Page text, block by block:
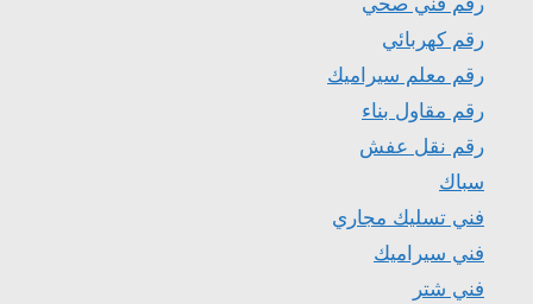
رقم كهربائي
رقم معلم سيراميك
رقم مقاول بناء
رقم نقل عفش
سباك
فني تسليك مجاري
فني سيراميك
فني شتر